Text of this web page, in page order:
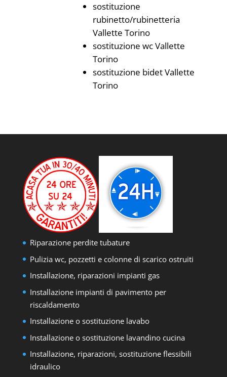
sostituzione
rubinetto/rubinetteria
Vallette Torino
sostituzione wc Vallette
Torino
sostituzione bidet Vallette
Torino
Riparazione perdite tubature
Pulizia wc, pozzetti e colonne di scarico ostruiti
Installazione, riparazioni impianti gas
Installazione impianti di pavimento per
riscaldamento
Installazione o sostituzione lavabo
Installazione o sostituzione lavandino cucina
Installazione, riparazioni, sostituzione flessibili
idraulico